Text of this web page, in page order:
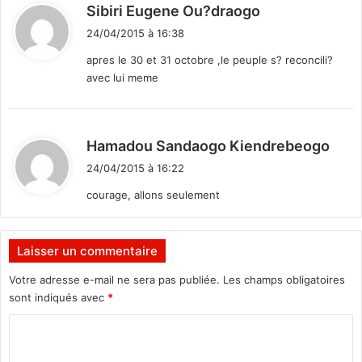
Sibiri Eugene Ou?draogo
24/04/2015 à 16:38
apres le 30 et 31 octobre ,le peuple s? reconcili?
avec lui meme
Hamadou Sandaogo Kiendrebeogo
:
24/04/2015 à 16:22
courage, allons seulement
Laisser un commentaire
Votre adresse e-mail ne sera pas publiée. Les champs obligatoires
sont indiqués avec *